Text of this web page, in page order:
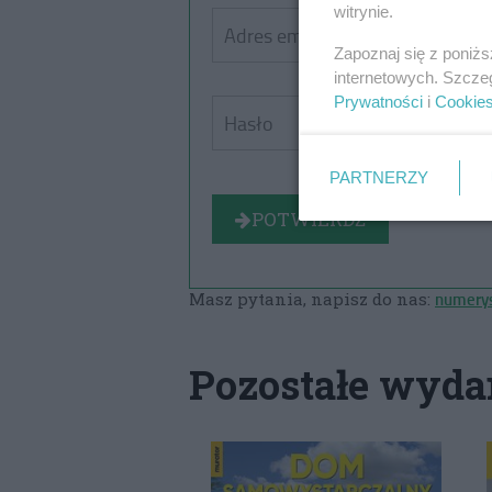
POTWIERDŹ
Masz pytania, napisz do nas:
Pozostałe
witrynie.
Zapoznaj się z
internetowych.
Prywatności i Cookies
PARTNERZY